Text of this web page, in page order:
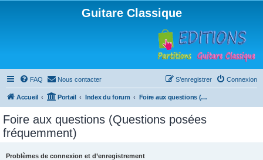
Guitare Classique
FAQ Nous contacter Connexion
S’enregistrer
Accueil Portail Index du forum Foire aux questions (Questions posées fréquemment)
Foire aux questions (Questions posées
fréquemment)
Problèmes de connexion et d’enregistrement